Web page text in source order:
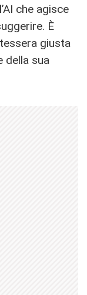
che agisce
È
giusta
della sua